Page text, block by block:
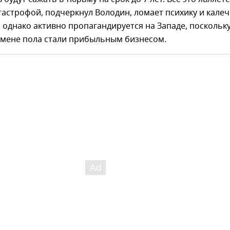
подчеркнул Володин, ломает психику и
активно пропагандируется на Западе,
пола стали прибыльным бизнесом.